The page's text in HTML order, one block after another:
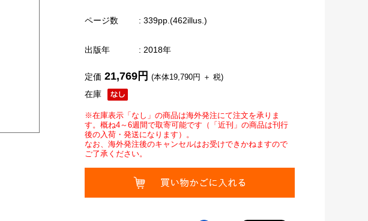
ページ数 : 339pp.(462illus.)
出版年 : 2018年
在庫
定価 21,769円 (本体19,790円 ＋ 税)
※在庫表示「なし」の商品は海外発注にて注文を承りま
す。概ね4～6週間で取寄可能です（「近刊」の商品は刊行
後の入荷・発送になります）。
なお、海外発注後のキャンセルはお受けできかねますので
ご了承ください。